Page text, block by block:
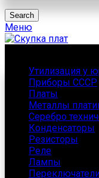
Search
Меню
Утилизация у
Приборы СССР
Платы
Металлы
Серебро
Конденсаторы
Резисторы
Реле
Лампы